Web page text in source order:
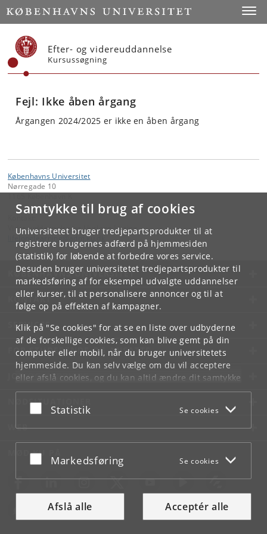
Samtykke til brug af cookies
Universitetet bruger tredjepartsprodukter til at
registrere brugernes adfærd på hjemmesiden
(statistik) for løbende at forbedre vores service.
Desuden bruger universitetet tredjepartsprodukter til
markedsføring af for eksempel udvalgte uddannelser
eller kurser, til at personalisere annoncer og til at
følge op på effekten af kampagner.
Klik på "Se cookies" for at se en liste over udbyderne
af de forskellige cookies, som kan blive gemt på din
computer eller mobil, når du bruger universitetets
hjemmeside. Du kan selv vælge om du vil acceptere
eller afslå cookies, og du kan altid ændre dit samtykke
underCookie- og privatlivspolitiksom du finder i
bunden af hver side.
Acceptér eller afslå
Statistik Se cookies
Acceptér eller afslå
Markedsføring Se cookies
Afslå alle Acceptér alle
Start
Efter- og videreuddannelse
Kursussøgning
Fejl: Ikke åben årgang
Årgangen 2024/2025 er ikke en åben årgang
Københavns Universitet
Nørregade 10
Videreuddannelse og Livslang Læring
.ku
KØBENHAVNS UNIVERSITET
KONTAKT
SERVICES
FOR STUDERENDE OG ANSATTE
JOB OG KARRIERE
NØDSITUATIONER
WEB
MØD KU PÅ